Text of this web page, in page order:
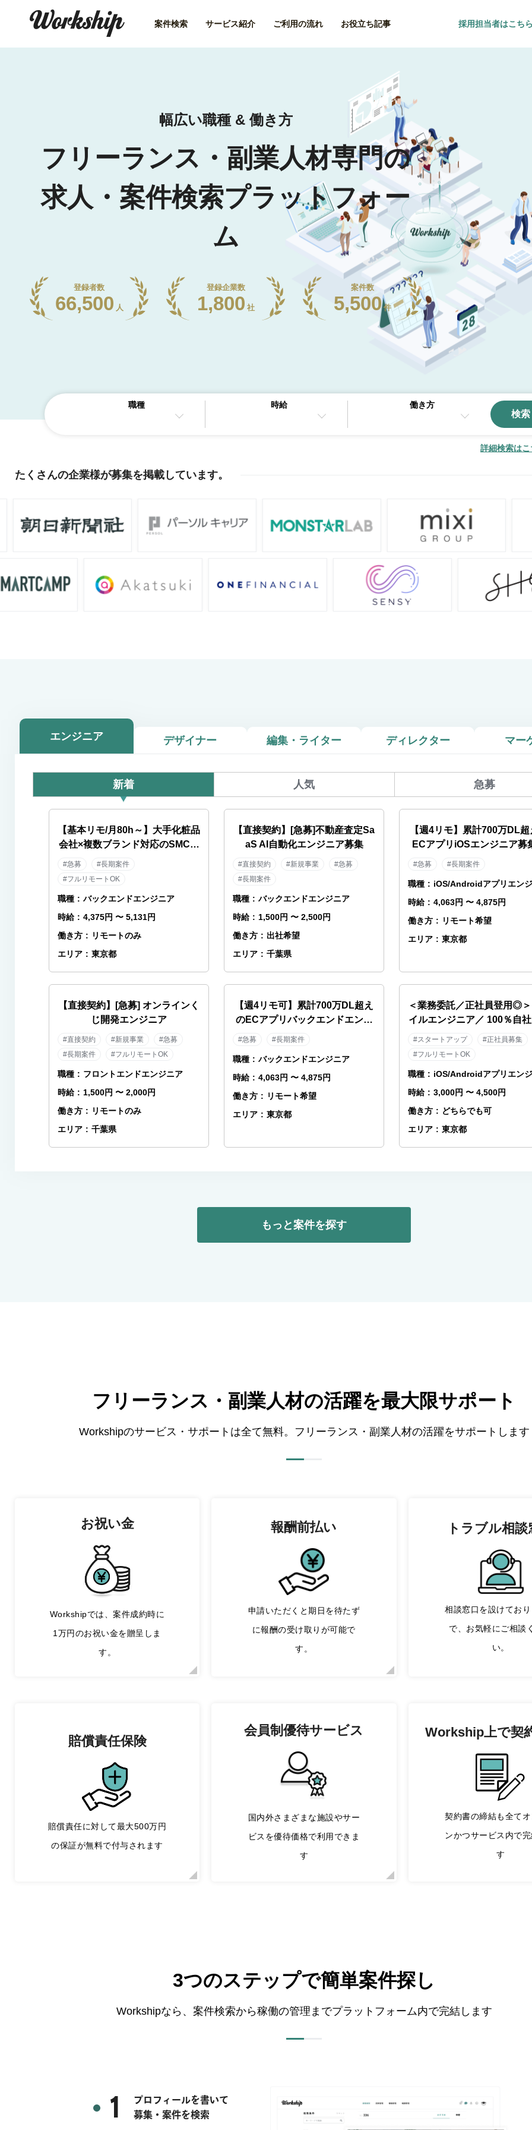
案件検索 サービス紹介 ご利用の流れ お役立ち記事 採用担当者はこち
幅広い職種 & 働き方
フリーランス・副業人材専門の
求人・案件検索プラットフォー
ム
登録者数
66,500 人
登録企業数
1,800 社
案件数
5,500 件
職種 時給 働き方
検索
詳細検索は
たくさんの企業様が募集を掲載しています。
エンジニア デザイナー 編集・ライター ディレクター マー
新着 人気 急募
【基本リモ/月80h～】大手化粧品
会社×複数ブランド対応のSMCエ
ンジニア
#急募
#長期案件
#フルリモートOK
職種 : バックエンドエンジニア
時給 : 4,375円 〜 5,131円
働き方 : リモートのみ
エリア : 東京都
【直接契約】[急募]不動産査定Sa
aS AI自動化エンジニア募集
#直接契約 #新規事業
#急募
#長期案件
職種 : バックエンドエンジニア
時給 : 1,500円 〜 2,500円
働き方 : 出社希望
エリア : 千葉県
【週4リモ】累計700万DL
ECアプリiOSエンジニア募
#急募 #長期案件
職種 : iOS/Androidアプリエン
時給 : 4,063円 〜 4,875円
働き方 : リモート希望
エリア : 東京都
【直接契約】[急募] オンラインく
じ開発エンジニア
#直接契約 #新規事業
#急募
#長期案件
#フルリモートOK
職種 : フロントエンドエンジニア
時給 : 1,500円 〜 2,000円
働き方 : リモートのみ
エリア : 千葉県
【週4リモ可】累計700万DL超え
のECアプリバックエンドエンジ
ニア募集！
#急募 #長期案件
職種 : バックエンドエンジニア
時給 : 4,063円 〜 4,875円
働き方 : リモート希望
エリア : 東京都
＜業務委託／正社員登用◎
イルエンジニア／ 100％自
◆スポーツ×AI◆野球テック
#スタートアップ
#正社員募集
#フルリモートOK
職種 : iOS/Androidアプリエン
時給 : 3,000円 〜 4,500円
働き方 : どちらでも可
エリア : 東京都
もっと案件を探す
フリーランス・副業人材の活躍を最大限サポート
Workshipのサービス・サポートは全て無料。フリーランス・副業人材の活躍をサポートします
お祝い金
Workshipでは、案件成約時に
1万円のお祝い金を贈呈しま
す。
報酬前払い
申請いただくと期日を待たず
に報酬の受け取りが可能で
す。
トラブル相談
相談窓口を設けてお
で、お気軽にご相談
い。
賠償責任保険
賠償責任に対して最大500万円
の保証が無料で付与されます
会員制優待サービス
国内外さまざまな施設やサー
ビスを優待価格で利用できま
す
Workship上で契
契約書の締結も全て
ンかつサービス内で
す
3つのステップで簡単案件探し
Workshipなら、案件検索から稼働の管理までプラットフォーム内で完結します
1